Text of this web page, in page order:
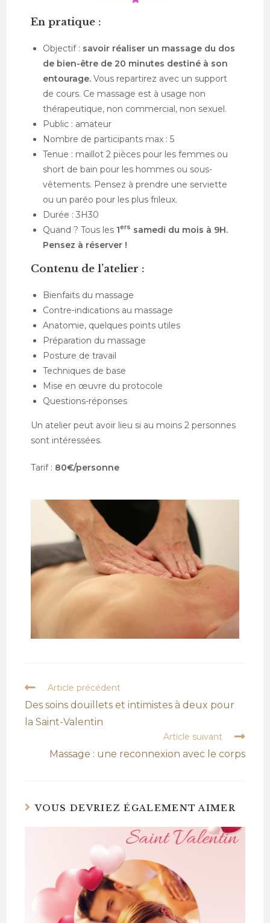
En pratique :
Objectif : savoir réaliser un massage du dos
de bien-être de 20 minutes destiné à son
entourage. Vous repartirez avec un support
de cours. Ce massage est à usage non
thérapeutique, non commercial, non sexuel.
Public : amateur
Nombre de participants max : 5
Tenue : maillot 2 pièces pour les femmes ou
short de bain pour les hommes ou sous-
vêtements. Pensez à prendre une serviette
ou un paréo pour les plus frileux.
Durée : 3H30
Quand ? Tous les 1ers samedi du mois à 9H.
Pensez à réserver !
Contenu de l’atelier :
Bienfaits du massage
Contre-indications au massage
Anatomie, quelques points utiles
Préparation du massage
Posture de travail
Techniques de base
Mise en œuvre du protocole
Questions-réponses
Un atelier peut avoir lieu si au moins 2 personnes
sont intéressées.
Tarif : 80€/personne
Article précédent
Des soins douillets et intimistes à deux pour
la Saint-Valentin
Article suivant
Massage : une reconnexion avec le corps
VOUS DEVRIEZ ÉGALEMENT AIMER